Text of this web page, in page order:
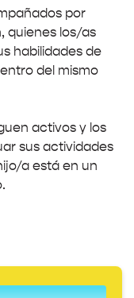
por
quienes los/as
habilidades de
del mismo
activos y los
sus actividades
a está en un